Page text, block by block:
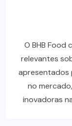
O BHB Food
relevantes
apresentados
no
inovadoras